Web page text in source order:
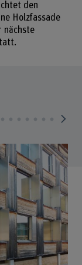
den
Holzfassade
nächste